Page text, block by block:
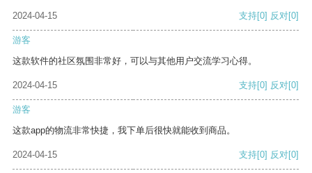
2024-04-15
支持[0] 反对[0]
游客
这款软件的社区氛围非常好，可以与其他用户交流学习心得。
2024-04-15 支持[0] 反对[0]
游客
这款app的物流非常快捷，我下单后很快就能收到商品。
2024-04-15 支持[0] 反对[0]